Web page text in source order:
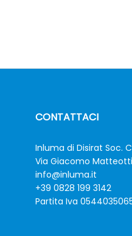
CONTATTACI
Inluma di Disirat Soc.
Via Giacomo
info@inluma.it
+39 0828 199 3142
Partita Iva